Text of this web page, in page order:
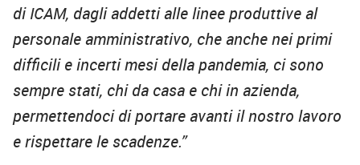
di ICAM, dagli addetti alle linee produttive al
personale amministrativo, che anche nei primi
difficili e incerti mesi della pandemia, ci sono
sempre stati, chi da casa e chi in azienda,
permettendoci di portare avanti il nostro lavoro
e rispettare le scadenze.”